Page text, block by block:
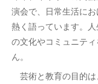
演会で、日常生活に
熱く語っています。
の文化やコミュニテ
ん。
芸術と教育の目的